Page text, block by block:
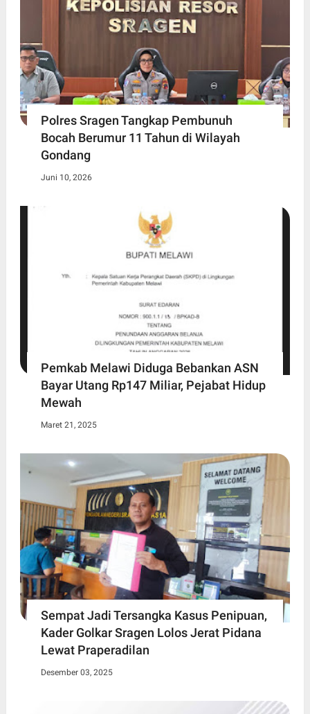
Polres Sragen Tangkap Pembunuh
Bocah Berumur 11 Tahun di Wilayah
Gondang
Juni 10, 2026
Pemkab Melawi Diduga Bebankan ASN
Bayar Utang Rp147 Miliar, Pejabat Hidup
Mewah
Maret 21, 2025
Sempat Jadi Tersangka Kasus Penipuan,
Kader Golkar Sragen Lolos Jerat Pidana
Lewat Praperadilan
Desember 03, 2025